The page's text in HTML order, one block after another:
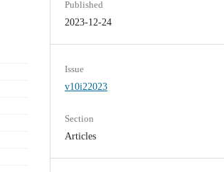
Published
2023-12-24
Issue
v10i22023
Section
Articles